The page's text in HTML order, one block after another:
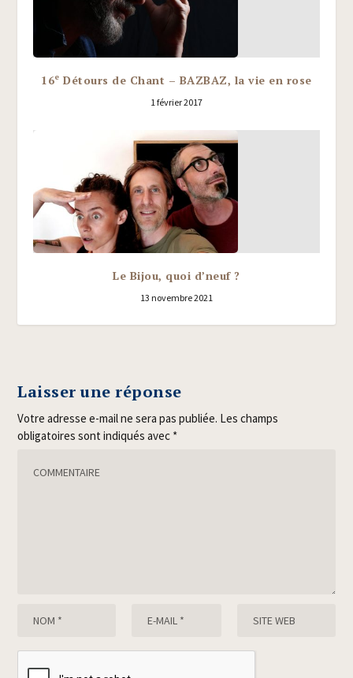
16e Détours de Chant – BAZBAZ, la vie en rose
1 février 2017
Le Bijou, quoi d’neuf ?
13 novembre 2021
Laisser une réponse
Votre adresse e-mail ne sera pas publiée. Les champs
obligatoires sont indiqués avec *